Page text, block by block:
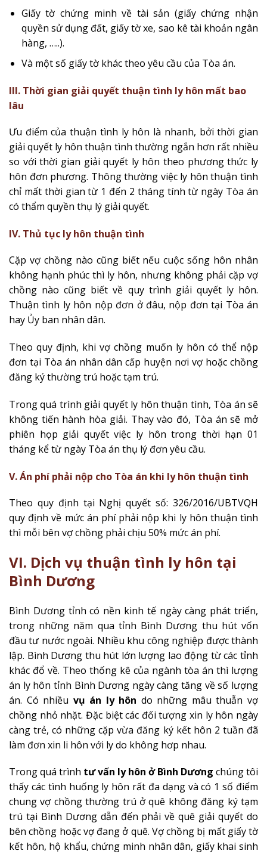
Giấy tờ chứng minh về tài sản (giấy chứng nhận
quyền sử dụng đất, giấy tờ xe, sao kê tài khoản ngân
hàng, …..).
Và một số giấy tờ khác theo yêu cầu của Tòa án.
III. Thời gian giải quyết thuận tình ly hôn mất bao
lâu
Ưu điểm của thuận tình ly hôn là nhanh, bởi thời gian
giải quyết ly hôn thuận tình thường ngắn hơn rất nhiều
so với thời gian giải quyết ly hôn theo phương thức ly
hôn đơn phương. Thông thường việc ly hôn thuận tình
chỉ mất thời gian từ 1 đến 2 tháng tính từ ngày Tòa án
có thẩm quyền thụ lý giải quyết.
IV. Thủ tục ly hôn thuận tình
Cặp vợ chồng nào cũng biết nếu cuộc sống hôn nhân
không hạnh phúc thì ly hôn, nhưng không phải cặp vợ
chồng nào cũng biết về quy trình giải quyết ly hôn.
Thuận tình ly hôn nộp đơn ở đâu, nộp đơn tại Tòa án
hay Ủy ban nhân dân.
Theo quy định, khi vợ chồng muốn ly hôn có thể nộp
đơn tại Tòa án nhân dân cấp huyện nơi vợ hoặc chồng
đăng ký thường trú hoặc tạm trú.
Trong quá trình giải quyết ly hôn thuận tình, Tòa án sẽ
không tiến hành hòa giải. Thay vào đó, Tòa án sẽ mở
phiên họp giải quyết việc ly hôn trong thời hạn 01
tháng kể từ ngày Tòa án thụ lý đơn yêu cầu.
V. Án phí phải nộp cho Tòa án khi ly hôn thuận tình
Theo quy định tại Nghị quyết số: 326/2016/UBTVQH
quy định về mức án phí phải nộp khi ly hôn thuận tình
thì mỗi bên vợ chồng phải chịu 50% mức án phí.
VI. Dịch vụ thuận tình ly hôn tại
Bình Dương
Bình Dương tỉnh có nền kinh tế ngày càng phát triển,
trong những năm qua tỉnh Bình Dương thu hút vốn
đầu tư nước ngoài. Nhiều khu công nghiệp được thành
lập. Bình Dương thu hút lớn lượng lao động từ các tỉnh
khác đổ về. Theo thống kê của ngành tòa án thì lượng
án ly hôn tỉnh Bình Dương ngày càng tăng về số lượng
án. Có nhiều vụ án ly hôn do những mâu thuẫn vợ
chồng nhỏ nhặt. Đặc biệt các đối tượng xin ly hôn ngày
càng trẻ, có những cặp vừa đăng ký kết hôn 2 tuần đã
làm đơn xin li hôn với ly do không hơp nhau.
Trong quá trình tư vấn ly hôn ở Bình Dương chúng tôi
thấy các tình huống ly hôn rất đa dạng và có 1 số điểm
chung vợ chồng thường trú ở quê không đăng ký tạm
trú tại Bình Dương dẫn đến phải về quê giải quyết do
bên chồng hoặc vợ đang ở quê. Vợ chồng bị mất giấy tờ
kết hôn, hộ khẩu, chứng minh nhân dân, giấy khai sinh